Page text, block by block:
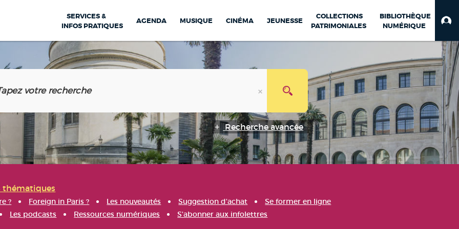
SERVICES &
INFOS PRATIQUES
AGENDA MUSIQUE CINÉMA JEUNESSE
COLLECTIONS
PATRIMONIALES
BIBLIOTHÈQUE
NUMÉRIQUE
Recherche avancée
thématiques
? Foreign in Paris ? Les nouveautés Suggestion d'achat
Se former en ligne
Les podcasts Ressources numériques S'abonner aux infolettres